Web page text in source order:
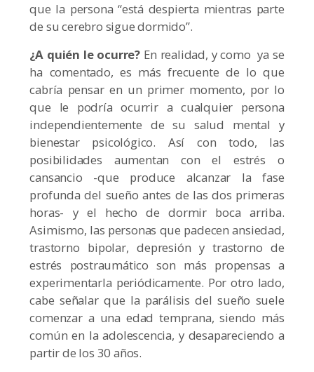
que la persona “está despierta mientras parte
de su cerebro sigue dormido”.
¿A quién le ocurre? En realidad, y como ya se
ha comentado, es más frecuente de lo que
cabría pensar en un primer momento, por lo
que le podría ocurrir a cualquier persona
independientemente de su salud mental y
bienestar psicológico. Así con todo, las
posibilidades aumentan con el estrés o
cansancio -que produce alcanzar la fase
profunda del sueño antes de las dos primeras
horas- y el hecho de dormir boca arriba.
Asimismo, las personas que padecen ansiedad,
trastorno bipolar, depresión y trastorno de
estrés postraumático son más propensas a
experimentarla periódicamente. Por otro lado,
cabe señalar que la parálisis del sueño suele
comenzar a una edad temprana, siendo más
común en la adolescencia, y desapareciendo a
partir de los 30 años.